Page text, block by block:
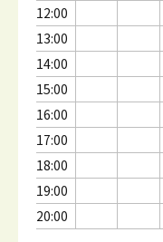
12:00
13:00
14:00
15:00
16:00
17:00
18:00
19:00
20:00